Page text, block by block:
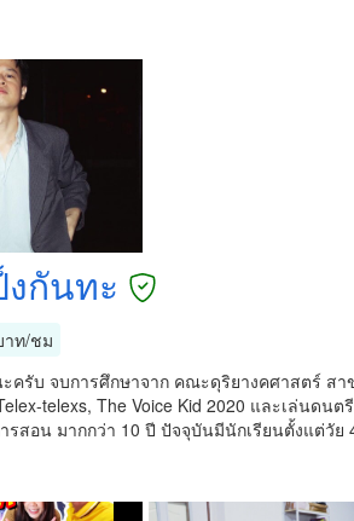
กันทะ
าท/ชม
ครับ จบการศึกษาจาก คณะดุริยางคศาสตร์ ส
telexs, The Voice Kid 2020 และเล่นดน
สอน มากกว่า 10 ปี ปัจจุบันมีนักเรียนตั้งแต่วัย